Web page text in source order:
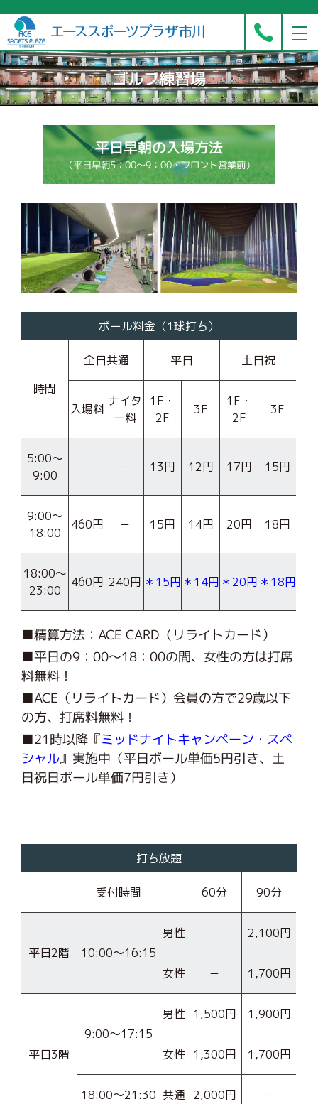
ゴルフ練習場
平日早朝の入場方法
（平日早朝5：00～9：00・フロント営業前）
ボール料金（1球打ち）
時間
全日共通 平日 土日祝
入場料
ナイタ
ー料
1F・
2F
3F
1F・
2F
3F
5:00〜
9:00
－ － 13円 12円 17円 15円
9:00〜
18:00
460円 － 15円 14円 20円 18円
18:00〜
23:00
460円 240円 ＊15円 ＊14円 ＊20円 ＊18円
■精算方法：ACE CARD（リライトカード）
■平日の9：00～18：00の間、女性の方は打席
料無料！
■ACE（リライトカード）会員の方で29歳以下
の方、打席料無料！
■21時以降『ミッドナイトキャンペーン・スペ
シャル』実施中（平日ボール単価5円引き、土
日祝日ボール単価7円引き）
打ち放題
受付時間 60分 90分
平日2階 10:00〜16:15
男性 － 2,100円
女性 － 1,700円
平日3階
9:00〜17:15
男性 1,500円 1,900円
女性 1,300円 1,700円
18:00〜21:30 共通 2,000円 －